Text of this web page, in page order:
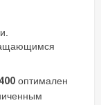
оптимален